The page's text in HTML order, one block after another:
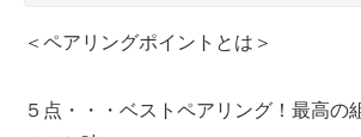
＜ペアリングポイントとは＞
５点・・・ベストペアリング！最高の